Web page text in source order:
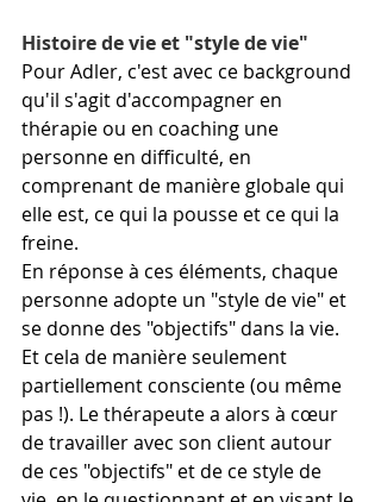
Histoire de vie et "style de vie"
Pour Adler, c'est avec ce background
qu'il s'agit d'accompagner en
thérapie ou en coaching une
personne en difficulté, en
comprenant de manière globale qui
elle est, ce qui la pousse et ce qui la
freine.
En réponse à ces éléments, chaque
personne adopte un "style de vie" et
se donne des "objectifs" dans la vie.
Et cela de manière seulement
partiellement consciente (ou même
pas !). Le thérapeute a alors à cœur
de travailler avec son client autour
de ces "objectifs" et de ce style de